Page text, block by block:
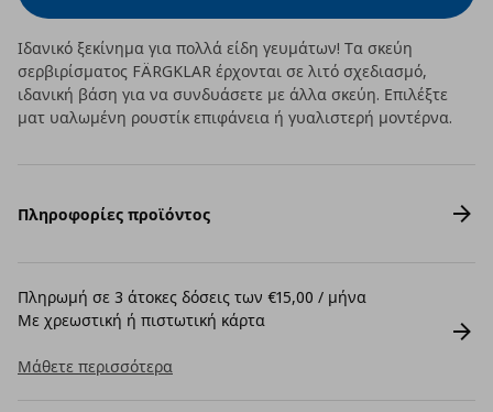
Ιδανικό ξεκίνημα για πολλά είδη γευμάτων! Τα σκεύη
σερβιρίσματος FÄRGKLAR έρχονται σε λιτό σχεδιασμό,
ιδανική βάση για να συνδυάσετε με άλλα σκεύη. Επιλέξτε
ματ υαλωμένη ρουστίκ επιφάνεια ή γυαλιστερή μοντέρνα.
Πληροφορίες προϊόντος
Πληρωμή σε 3 άτοκες δόσεις των €15,00 / μήνα
Με χρεωστική ή πιστωτική κάρτα
Μάθετε περισσότερα